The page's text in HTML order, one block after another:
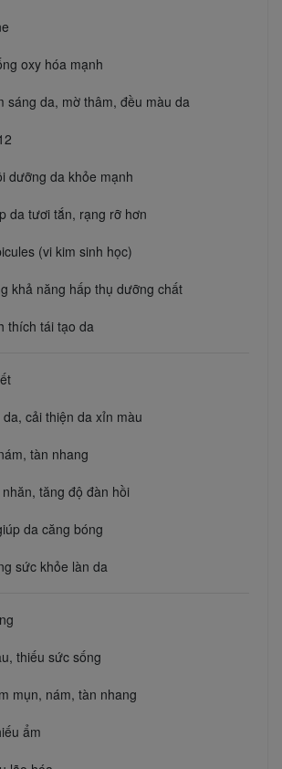
oxy hóa mạnh
sáng da, mờ thâm, đều màu da
dưỡng da khỏe mạnh
da tươi tắn, rạng rỡ hơn
(vi kim sinh học)
khả năng hấp thụ dưỡng chất
thích tái tạo da
cải thiện da xỉn màu
tàn nhang
tăng độ đàn hồi
da căng bóng
sức khỏe làn da
thiếu sức sống
mụn, nám, tàn nhang
ẩm